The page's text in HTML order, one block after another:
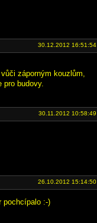
30.12.2012 16:51:54
záporným kouzlům,
budovy.
30.11.2012 10:58:49
26.10.2012 15:14:50
pochcípalo :-)